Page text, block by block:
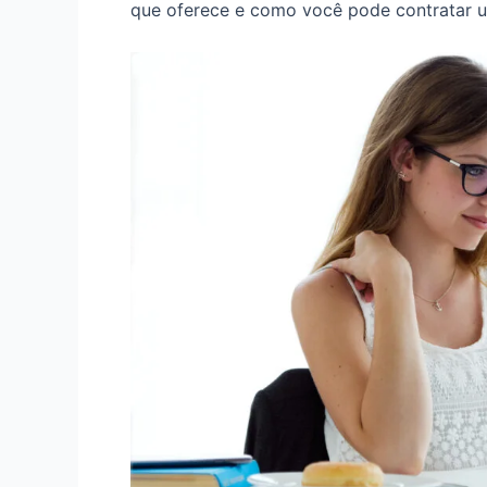
que oferece e como você pode contratar